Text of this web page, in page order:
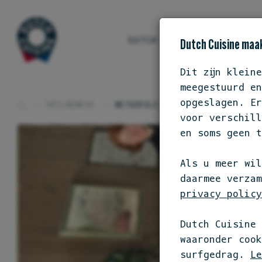
DUTCH CUISINE ONS
Dutch Cuisine
Dit zijn kleine
meegestuurd
opgeslagen.
voor
en soms geen
Als u meer
daarmee
privacy
Dutch Cuisine
waaronder
surfgedrag.